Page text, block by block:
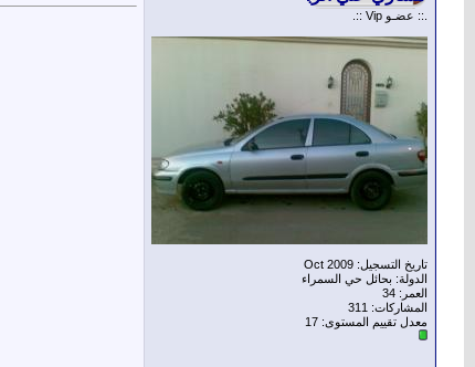
.:: عضـو Vip ::.
تاريخ التسجيل: Oct 2009
الدولة: بحائل حي السمراء
العمر: 34
المشاركات: 311
معدل تقييم المستوى: 17